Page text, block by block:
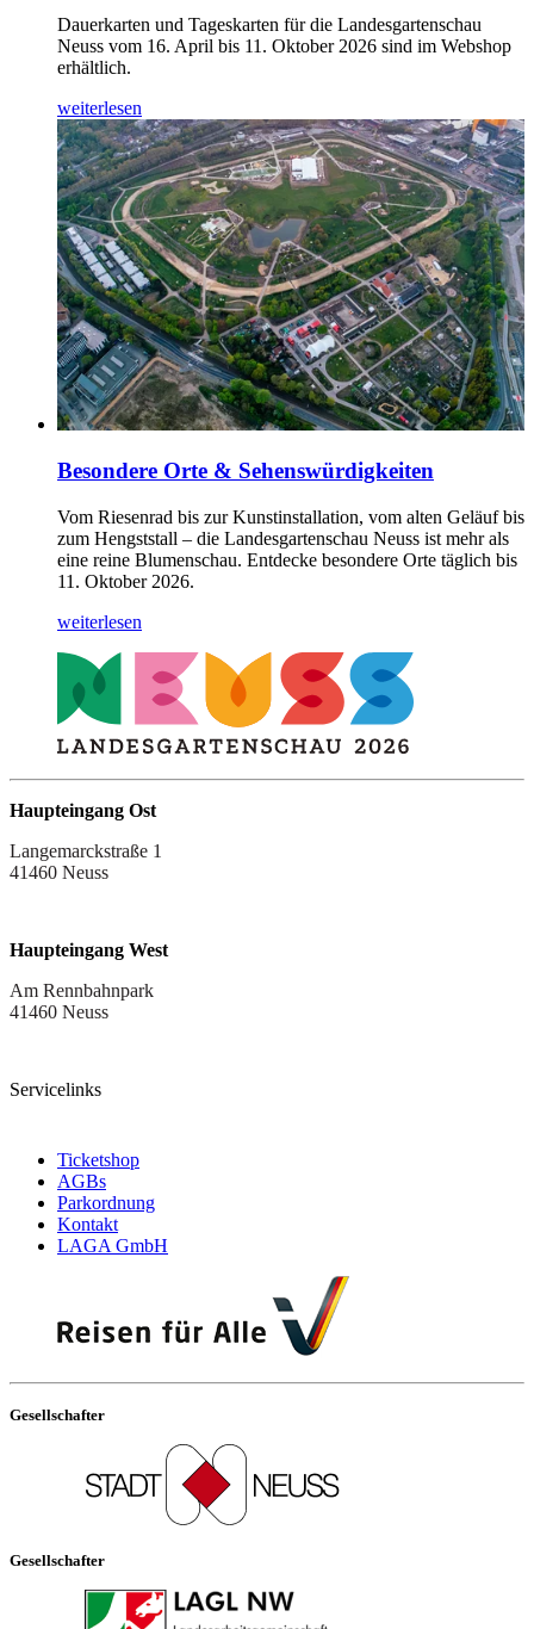
Dauerkarten und Tageskarten für die Landesgartenschau
Neuss vom 16. April bis 11. Oktober 2026 sind im Webshop
erhältlich.
weiterlesen
Besondere Orte & Sehenswürdigkeiten
Vom Riesenrad bis zur Kunstinstallation, vom alten Geläuf bis
zum Hengststall – die Landesgartenschau Neuss ist mehr als
eine reine Blumenschau. Entdecke besondere Orte täglich bis
11. Oktober 2026.
weiterlesen
Haupteingang Ost
Langemarckstraße 1
41460 Neuss
Haupteingang West
Am Rennbahnpark
41460 Neuss
Servicelinks
Ticketshop
AGBs
Parkordnung
Kontakt
LAGA GmbH
Gesellschafter
Gesellschafter